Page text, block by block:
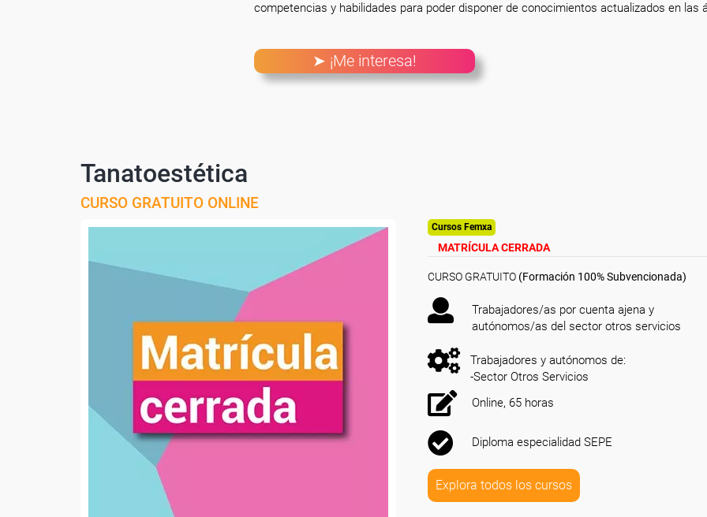
competencias y habilidades para poder disponer de conocimientos actualizados en las
➤ ¡Me interesa!
Tanatoestética
CURSO GRATUITO ONLINE
Cursos Femxa
MATRÍCULA CERRADA
CURSO GRATUITO (Formación 100% Subvencionada)
Trabajadores/as por cuenta ajena y
autónomos/as del sector otros servicios
Trabajadores y autónomos de:
-Sector Otros Servicios
Online, 65 horas
Diploma especialidad SEPE
Explora todos los cursos